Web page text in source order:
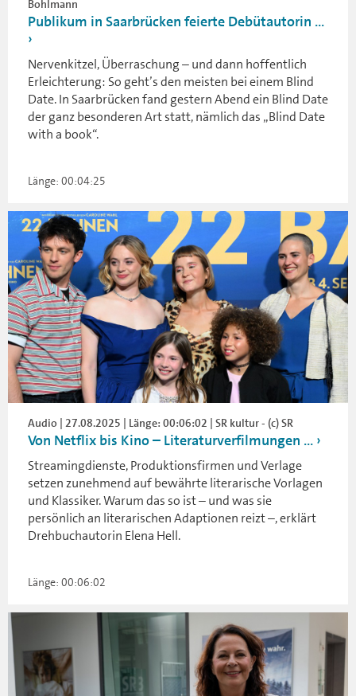
Bohlmann
Publikum in Saarbrücken feierte Debütautorin ...
Nervenkitzel, Überraschung – und dann hoffentlich
Erleichterung: So geht’s den meisten bei einem Blind
Date. In Saarbrücken fand gestern Abend ein Blind Date
der ganz besonderen Art statt, nämlich das „Blind Date
with a book“.
Länge: 00:04:25
Audio | 27.08.2025 | Länge: 00:06:02 | SR kultur - (c) SR
Von Netflix bis Kino – Literaturverfilmungen ...
Streamingdienste, Produktionsfirmen und Verlage
setzen zunehmend auf bewährte literarische Vorlagen
und Klassiker. Warum das so ist – und was sie
persönlich an literarischen Adaptionen reizt –, erklärt
Drehbuchautorin Elena Hell.
Länge: 00:06:02